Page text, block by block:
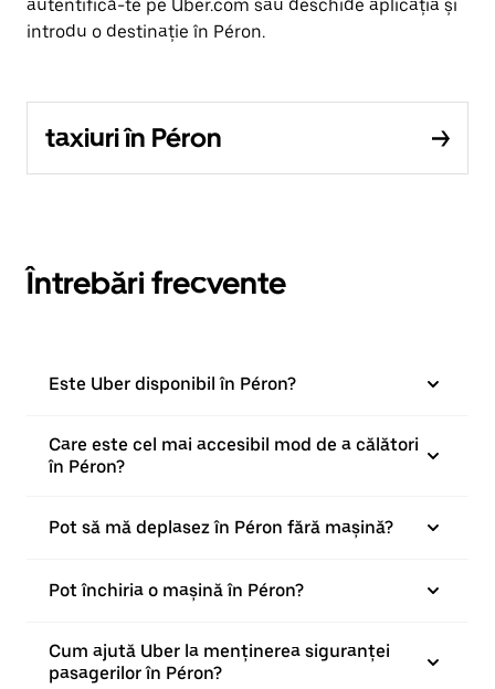
autentifică-te pe Uber.com sau deschide aplicația și
introdu o destinație în Péron.
taxiuri în Péron
Întrebări frecvente
Este Uber disponibil în Péron?
Care este cel mai accesibil mod de a călători
în Péron?
Pot să mă deplasez în Péron fără mașină?
Pot închiria o mașină în Péron?
Cum ajută Uber la menținerea siguranței
pasagerilor în Péron?